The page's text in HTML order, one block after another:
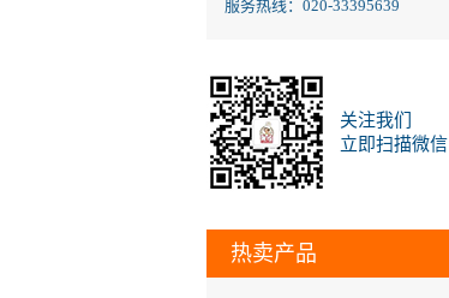
服务热线：020-33395639
关注我们
立即扫描微信
热卖产品